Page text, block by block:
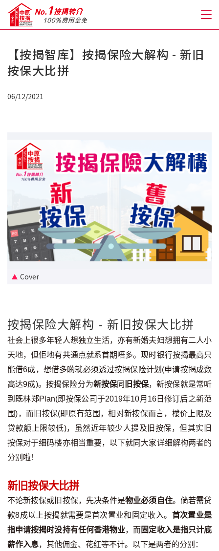
关于我们
免费开户转介服务
优惠礼遇
新盘优越按揭优惠
中原按揭标签优惠
推荐齐齐友赏
按揭计算
转按计算
置业预算
供款年期计算
工商铺按揭计算
印花税计算
下载中心
按揭全面睇
新闻/研究
【按揭智库】按揭保险大解构 - 新旧
按保大比拼
06/12/2021
Cover
按揭保险大解构 - 新旧按保大比拼
社会上很多年轻人想独立生活，亦有新婚夫妇想拥有二人小
天地，但佢地有共通点就系首期唔多。现时银行按揭最高只
能借6成，想借多啲就必须透过按揭保险计划(申请按揭成数
高达9成)。按揭保险分为新按保同 旧按保，新按保就是常听
到既林郑Plan(即按保公司于2019年10月16日修订后之新范
围)，而旧按保(即原有范围，相对新按保而言，楼价上限及
贷款额上限较低)，虽然近年较少人提及旧按保，但其实旧
按保对于细码楼亦相当重要，以下就同大家详细解构两者的
分别啦！
新旧按保大比拼
不论新按保或旧按保，先决条件是物业必须自住。倘若需贷
款8成以上按揭就需要是首次置业和固定收入。 首次置业是
指申请按揭时没持有任何香港物业，而 固定收入是指只计底
薪作入息，其他佣金、花红等不计。以下是两者的分别：